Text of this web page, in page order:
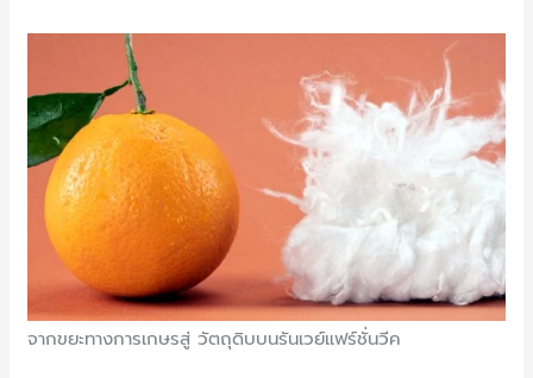
จากขยะทางการเกษรสู่ วัตถุดิบบนรันเวย์แฟร์ชั่นวีค